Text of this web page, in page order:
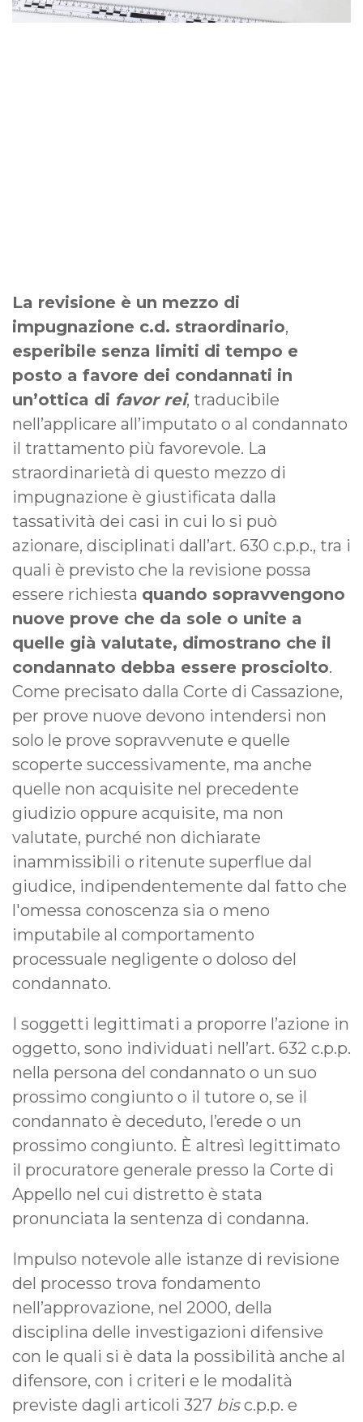
La revisione è un mezzo di
impugnazione c.d. straordinario,
esperibile senza limiti di tempo e
posto a favore dei condannati in
un’ottica di favor rei, traducibile
nell’applicare all’imputato o al condannato
il trattamento più favorevole. La
straordinarietà di questo mezzo di
impugnazione è giustificata dalla
tassatività dei casi in cui lo si può
azionare, disciplinati dall’art. 630 c.p.p., tra i
quali è previsto che la revisione possa
essere richiesta quando sopravvengono
nuove prove che da sole o unite a
quelle già valutate, dimostrano che il
condannato debba essere prosciolto.
Come precisato dalla Corte di Cassazione,
per prove nuove devono intendersi non
solo le prove sopravvenute e quelle
scoperte successivamente, ma anche
quelle non acquisite nel precedente
giudizio oppure acquisite, ma non
valutate, purché non dichiarate
inammissibili o ritenute superflue dal
giudice, indipendentemente dal fatto che
l'omessa conoscenza sia o meno
imputabile al comportamento
processuale negligente o doloso del
condannato.
I soggetti legittimati a proporre l’azione in
oggetto, sono individuati nell’art. 632 c.p.p.
nella persona del condannato o un suo
prossimo congiunto o il tutore o, se il
condannato è deceduto, l’erede o un
prossimo congiunto. È altresì legittimato
il procuratore generale presso la Corte di
Appello nel cui distretto è stata
pronunciata la sentenza di condanna.
Impulso notevole alle istanze di revisione
del processo trova fondamento
nell’approvazione, nel 2000, della
disciplina delle investigazioni difensive
con le quali si è data la possibilità anche al
difensore, con i criteri e le modalità
previste dagli articoli 327 bisc.p.p. e